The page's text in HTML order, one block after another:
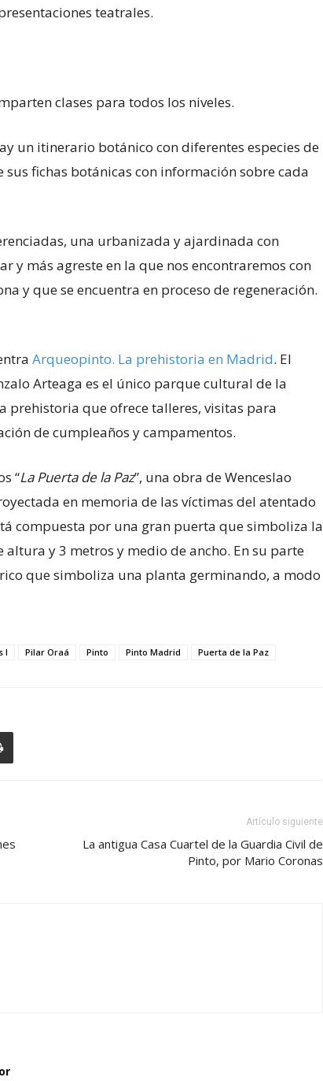
teatrales.
clases para todos los niveles.
un itinerario botánico con diferentes especies de
fichas botánicas con información sobre cada
una urbanizada y ajardinada con
y más agreste en la que nos encontraremos con
y que se encuentra en proceso de regeneración.
Arqueopinto. La prehistoria en Madrid. El
Arteaga es el único parque cultural de la
que ofrece talleres, visitas para
de cumpleaños y campamentos.
“La Puerta de la Paz”, una obra de Wenceslao
en memoria de las víctimas del atentado
compuesta por una gran puerta que simboliza la
y 3 metros y medio de ancho. En su parte
que simboliza una planta germinando, a modo
I Pilar Oraá Pinto Pinto Madrid Puerta de la Paz
Artículo siguiente
La antigua Casa Cuartel de la Guardia Civil de
Pinto, por Mario Coronas